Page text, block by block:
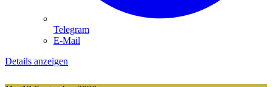
Telegram
E-Mail
Details anzeigen